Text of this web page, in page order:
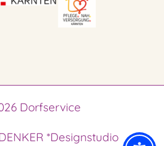
Dorfservice
*Designstudio